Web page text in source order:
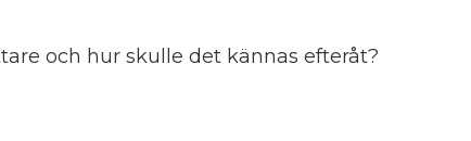
och hur skulle det kännas efteråt?